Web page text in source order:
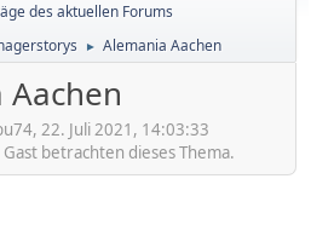
des aktuellen Forums
► Alemania Aachen
22. Juli 2021, 14:03:33
betrachten dieses Thema.